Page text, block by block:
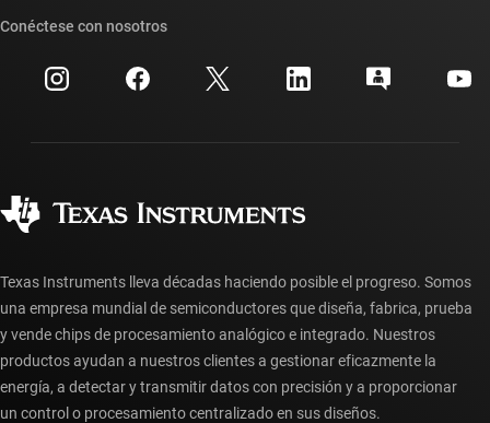
Eventos
Relaciones con los inversionistas
Búsqueda de referencias cruzadas
Centro de atención al cliente
Preguntas frecuentes sobre la cuenta myTI
Preguntas frecuentes sobre pedidos
Conéctese con nosotros
Texas Instruments lleva décadas haciendo posible el progreso. Somos
una empresa mundial de semiconductores que diseña, fabrica, prueba
y vende chips de procesamiento analógico e integrado. Nuestros
productos ayudan a nuestros clientes a gestionar eficazmente la
energía, a detectar y transmitir datos con precisión y a proporcionar
un control o procesamiento centralizado en sus diseños.